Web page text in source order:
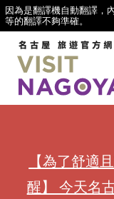
因為是翻譯機自動翻譯，
等的翻譯不夠準確。
【為了舒適
醒】 今天名